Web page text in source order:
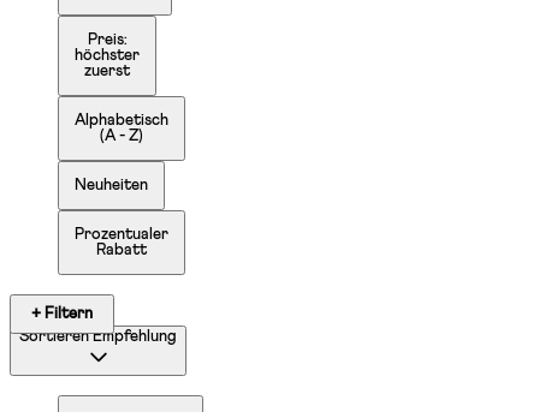
Preis:
höchster
zuerst
Alphabetisch
(A - Z)
Neuheiten
Prozentualer
Rabatt
+ Filtern
Sortieren Empfehlung